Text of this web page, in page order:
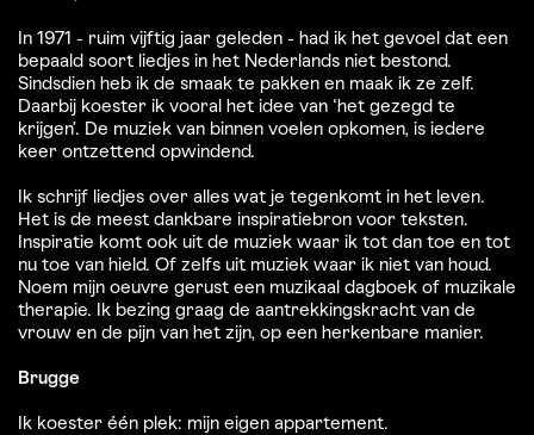
In 1971 - ruim vijftig jaar geleden - had ik het gevoel dat een
bepaald soort liedjes in het Nederlands niet bestond.
Sindsdien heb ik de smaak te pakken en maak ik ze zelf.
Daarbij koester ik vooral het idee van ‘het gezegd te
krijgen’. De muziek van binnen voelen opkomen, is iedere
keer ontzettend opwindend.
Ik schrijf liedjes over alles wat je tegenkomt in het leven.
Het is de meest dankbare inspiratiebron voor teksten.
Inspiratie komt ook uit de muziek waar ik tot dan toe en tot
nu toe van hield. Of zelfs uit muziek waar ik niet van houd.
Noem mijn oeuvre gerust een muzikaal dagboek of muzikale
therapie. Ik bezing graag de aantrekkingskracht van de
vrouw en de pijn van het zijn, op een herkenbare manier.
Brugge
Ik koester één plek: mijn eigen appartement.